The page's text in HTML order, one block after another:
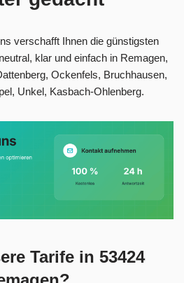
verschafft Ihnen die günstigsten
klar und einfach in Remagen,
Ockenfels, Bruchhausen,
Unkel, Kasbach-Ohlenberg.
Tarife in 53424